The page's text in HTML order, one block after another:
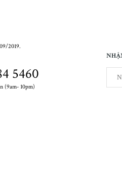
2019.
5460
(9am- 10pm)